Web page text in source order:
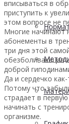
вписываться в
приступить к
этом вопросе не
Многие начинают
абонементы в
три дня этой
обезболивающие
доброй
Да и сердечко
Потому что
страдает в
начинать с
организме.